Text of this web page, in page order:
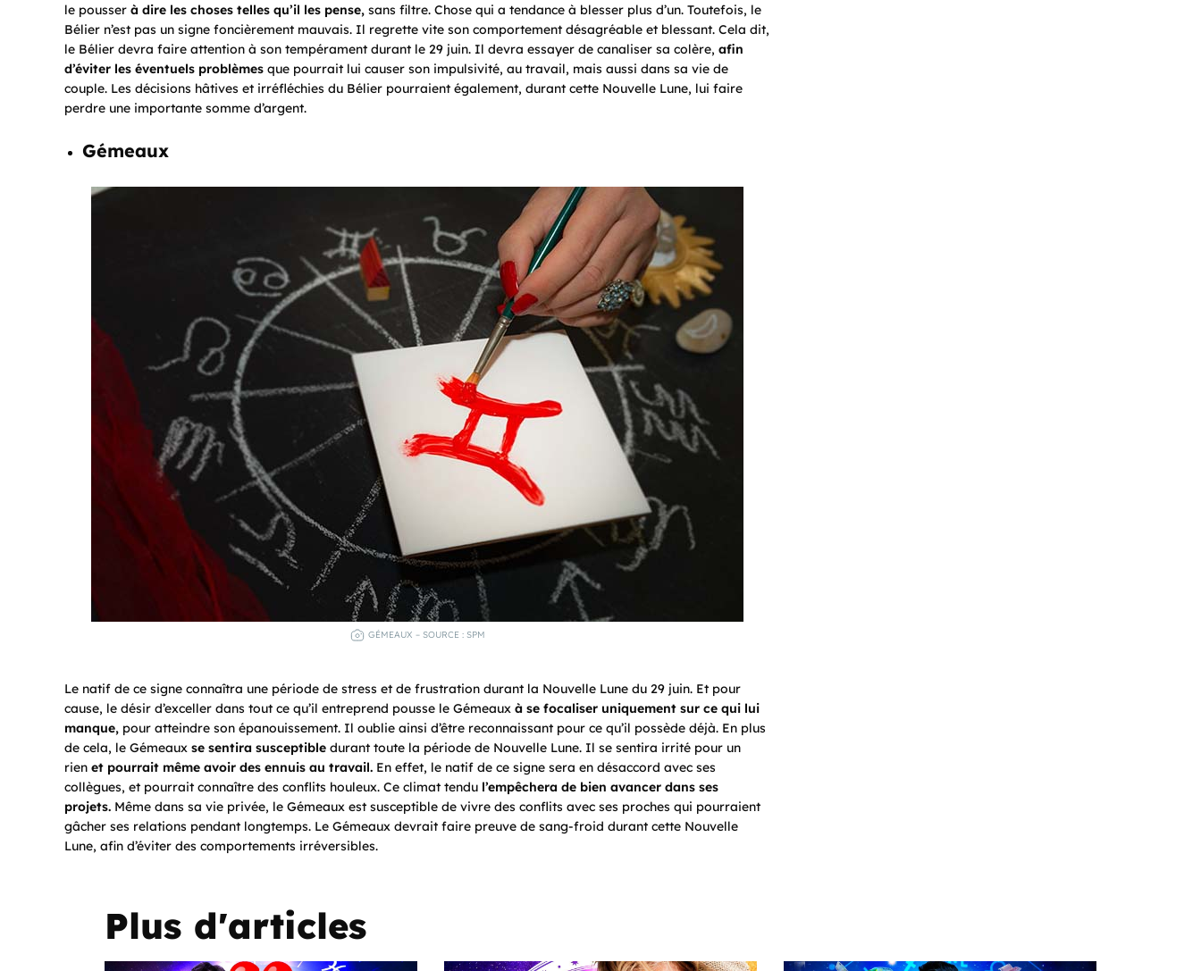
le pousser à dire les choses telles qu’il les pense, sans filtre. Chose qui a tendance à blesser plus d’un. Toutefois, le
Bélier n’est pas un signe foncièrement mauvais. Il regrette vite son comportement désagréable et blessant. Cela dit,
le Bélier devra faire attention à son tempérament durant le 29 juin. Il devra essayer de canaliser sa colère, afin
d’éviter les éventuels problèmes que pourrait lui causer son impulsivité, au travail, mais aussi dans sa vie de
couple. Les décisions hâtives et irréfléchies du Bélier pourraient également, durant cette Nouvelle Lune, lui faire
perdre une importante somme d’argent.
Gémeaux
GÉMEAUX – SOURCE : SPM
Le natif de ce signe connaîtra une période de stress et de frustration durant la Nouvelle Lune du 29 juin. Et pour
cause, le désir d’exceller dans tout ce qu’il entreprend pousse le Gémeaux à se focaliser uniquement sur ce qui lui
manque, pour atteindre son épanouissement. Il oublie ainsi d’être reconnaissant pour ce qu’il possède déjà. En plus
de cela, le Gémeaux se sentira susceptible durant toute la période de Nouvelle Lune. Il se sentira irrité pour un
rien et pourrait même avoir des ennuis au travail. En effet, le natif de ce signe sera en désaccord avec ses
collègues, et pourrait connaître des conflits houleux. Ce climat tendu l’empêchera de bien avancer dans ses
projets. Même dans sa vie privée, le Gémeaux est susceptible de vivre des conflits avec ses proches qui pourraient
gâcher ses relations pendant longtemps. Le Gémeaux devrait faire preuve de sang-froid durant cette Nouvelle
Lune, afin d’éviter des comportements irréversibles.
Plus d'articles